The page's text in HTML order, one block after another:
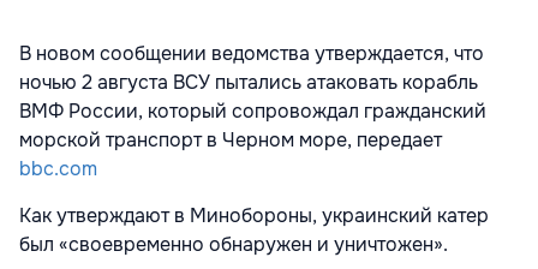
В новом сообщении ведомства утверждается, что
ночью 2 августа ВСУ пытались атаковать корабль
ВМФ России, который сопровождал гражданский
морской транспорт в Черном море, передает
bbc.com
Как утверждают в Минобороны, украинский катер
был «своевременно обнаружен и уничтожен».